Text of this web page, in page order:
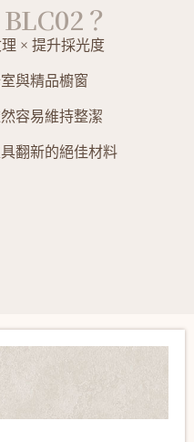
？
× 提升採光度
與精品櫥窗
容易維持整潔
翻新的絕佳材料